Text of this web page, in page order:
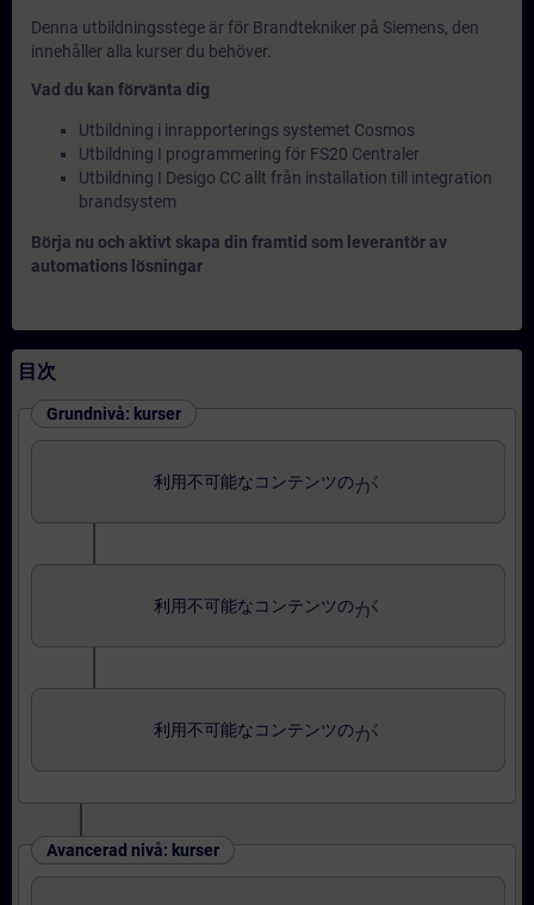
Denna utbildningsstege är för Brandtekniker på Siemens, den
innehåller alla kurser du behöver.
Vad du kan förvänta dig
Utbildning i inrapporterings systemet Cosmos
Utbildning I programmering för FS20 Centraler
Utbildning I Desigo CC allt från installation till integration
brandsystem
Börja nu och aktivt skapa din framtid som leverantör av
automations lösningar
目次
Grundnivå: kurser
利用不可能なコンテンツのがerror_outline
利用不可能なコンテンツのがerror_outline
利用不可能なコンテンツのがerror_outline
Avancerad nivå: kurser